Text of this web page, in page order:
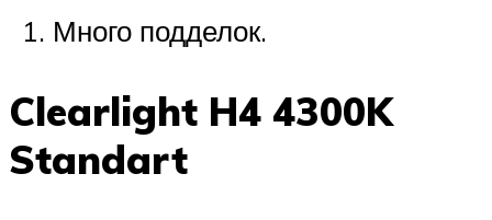
Много подделок.
Clearlight H4 4300K
Standart